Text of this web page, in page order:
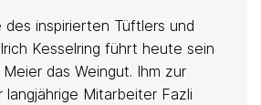
inspirierten Tüftlers und
Kesselring führt heute sein
das Weingut. Ihm zur
Mitarbeiter Fazli